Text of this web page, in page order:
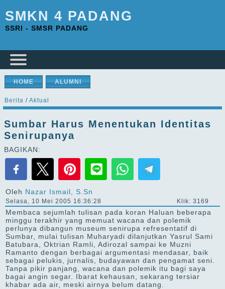
SMKN 4 PADANG
SSRI - SMSR PADANG
HOME ALUMNI
Berita / Aktual
Sumbar Harus Menentukan Identitas
Senirupanya
BAGIKAN:
Oleh Nazar Ismail, S.Sn
Selasa, 10 Mei 2005 16:36:28 Klik: 3169
Membaca sejumlah tulisan pada koran Haluan beberapa
minggu terakhir yang memuat wacana dan polemik
perlunya dibangun museum senirupa refresentatif di
Sumbar, mulai tulisan Muharyadi dilanjutkan Yasrul Sami
Batubara, Oktrian Ramli, Adirozal sampai ke Muzni
Ramanto dengan berbagai argumentasi mendasar, baik
sebagai pelukis, jurnalis, budayawan dan pengamat seni.
Tanpa pikir panjang, wacana dan polemik itu bagi saya
bagai angin segar. Ibarat kehausan, sekarang tersiar
khabar ada air, meski airnya belum datang.